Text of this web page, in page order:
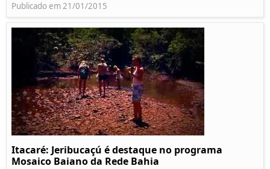
Publicado em 21/01/2015
Itacaré: Jeribucaçú é destaque no programa
Mosaico Baiano da Rede Bahia